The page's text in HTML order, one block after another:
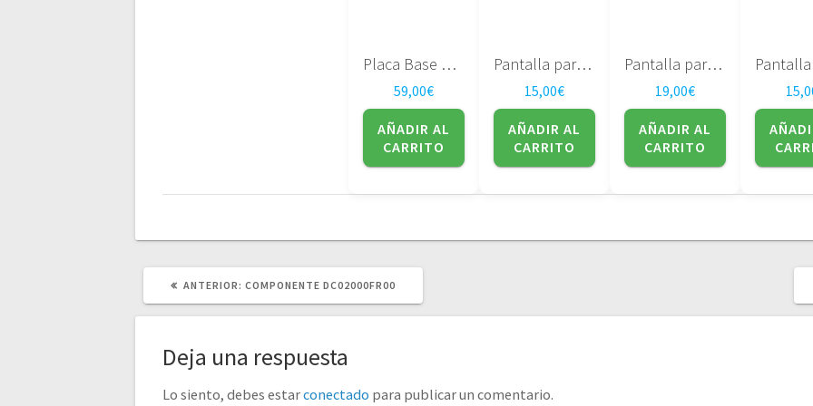
Placa Base Dell XPS M1530 PP28L 48.4W101.011
59,00€
AÑADIR AL
CARRITO
Pantalla para portatil LTM14C500F Toshiba
15,00€
AÑADIR AL
CARRITO
Pantalla para portatil LTN141XF-L05 14.1″ – SAMSUNG
19,00€
AÑADIR AL
CARRITO
ANTERIOR: POST
COMPONENTE DC02000FR00
Deja una respuesta
Lo siento, debes estarconectado para publicar un comentario.